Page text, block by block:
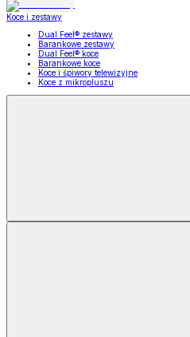
Koce i zestawy
Dual Feel® zestawy
Barankowe zestawy
Dual Feel® koce
Barankowe koce
Koce i śpiwory telewizyjne
Koce z mikropluszu